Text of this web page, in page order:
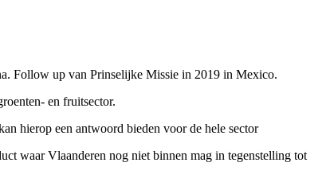
Follow up van Prinselijke Missie in 2019 in Mexico.
en fruitsector.
hierop een antwoord bieden voor de hele sector
waar Vlaanderen nog niet binnen mag in tegenstelling tot